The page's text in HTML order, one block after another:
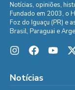
Notícias, opiniões,
Fundado em 2003, o
Foz do Iguaçu (PR) e
Brasil, Paraguai e
Notícias